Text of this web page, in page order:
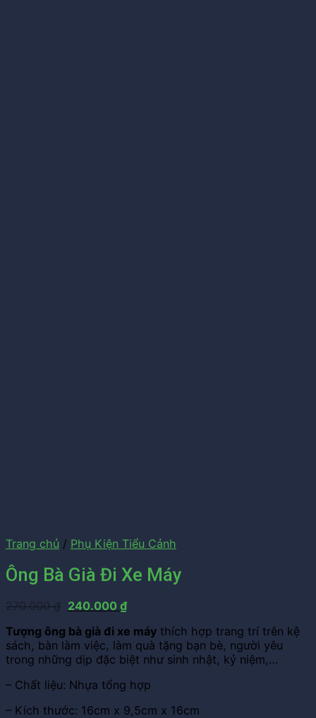
Trang chủ / Phụ Kiện Tiểu Cảnh
Ông Bà Già Đi Xe Máy
270.000₫ Giá
là:
270.000 ₫.
240.000 ₫Giá
tại
là:
240.000 ₫.
Tượng ông bà già đi xe máy thích hợp trang trí trên kệ
sách, bàn làm việc, làm quà tặng bạn bè, người yêu
trong những dịp đặc biệt như sinh nhật, kỷ niệm,…
– Chất liệu: Nhựa tổng hợp
– Kích thước: 16cm x 9,5cm x 16cm